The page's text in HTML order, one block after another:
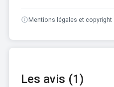
Mentions légales et copyright
Les avis (1)